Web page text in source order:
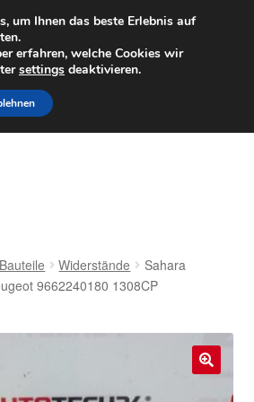
ab 6 EUR
Uhr · 0175 7465658
Widerstände
Sahara
9662240180 1308CP
um Ihnen das beste Erlebnis auf
erfahren, welche Cookies wir
settings deaktivieren.